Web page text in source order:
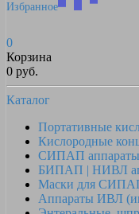
Избранное
0
Корзина
0 руб.
Каталог
Портативные
Кислородные
СИПАП аппараты
БИПАП | НИВЛ
Маски для
Аппараты ИВЛ